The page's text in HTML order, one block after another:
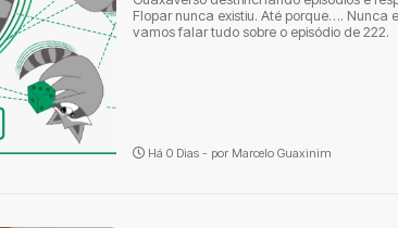
Flopar nunca existiu. Até porque…. Nunca
vamos falar tudo sobre o episódio de 222.
Há 0 Dias - por Marcelo Guaxinim